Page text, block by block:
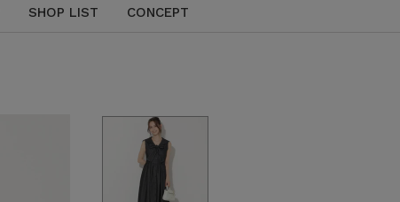
SHOP LIST CONCEPT